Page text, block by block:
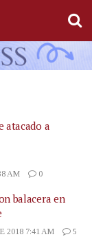
atacado a
AM
0
balacera en
2018 7:41 AM 5